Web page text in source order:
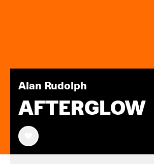
Alan Rudolph
AFTERGLOW